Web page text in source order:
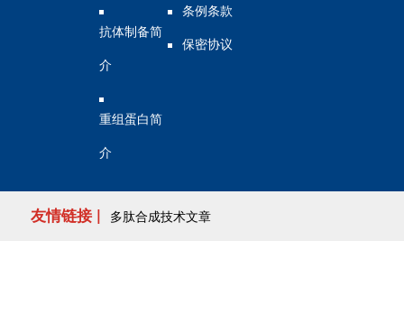
抗体制备简
介
重组蛋白简
介
条例条款
保密协议
友情链接 | 多肽合成技术文章